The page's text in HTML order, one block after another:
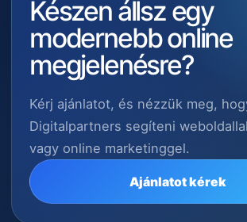
Készen állsz egy
modernebb online
megjelenésre?
Kérj ajánlatot, és nézzük meg,
Digitalpartners segíteni
vagy online marketinggel.
Ajánlatot kérek